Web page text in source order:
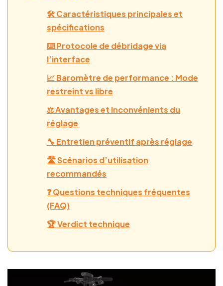
🛠️ Caractéristiques principales et
spécifications
⌨️ Protocole de débridage via
l’interface
📈 Baromètre de performance : Mode
restreint vs libre
⚖️ Avantages et Inconvénients du
réglage
🔧 Entretien préventif après réglage
🛣️ Scénarios d’utilisation
recommandés
❓ Questions techniques fréquentes
(FAQ)
🏆 Verdict technique